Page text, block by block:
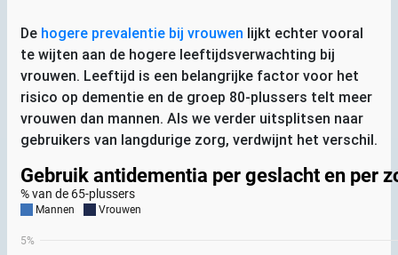
De hogere prevalentie bij vrouwen lijkt echter vooral
te wijten aan de hogere leeftijdsverwachting bij
vrouwen. Leeftijd is een belangrijke factor voor het
risico op dementie en de groep 80-plussers telt meer
vrouwen dan mannen. Als we verder uitsplitsen naar
gebruikers van langdurige zorg, verdwijnt het verschil.